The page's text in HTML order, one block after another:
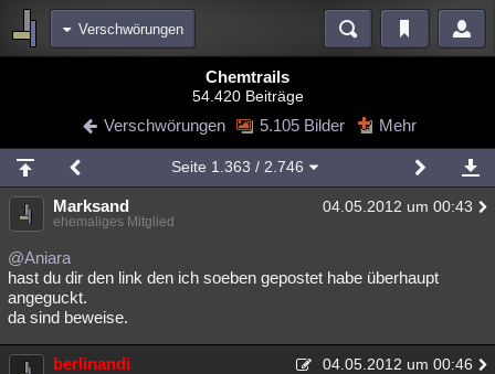
Verschwörungen
Diskussionen Blogs Videos
Chat Wiki Neuigkeiten
meine Rubriken
Menschen Wissenschaft Mystery Kriminalfälle
Spiritualität
Natur
Philosophie Träume Esoterik Literatur
Chemtrails
54.420 Beiträge
Verschwörungen 5.105 Bilder Mehr
Seite 1.363 / 2.746
Marksand 04.05.2012 um 00:43
ehemaliges Mitglied
@Aniara
hast du dir den link den ich soeben gepostet habe überhaupt
angeguckt.
da sind beweise.
berlinandi 04.05.2012 um 00:46